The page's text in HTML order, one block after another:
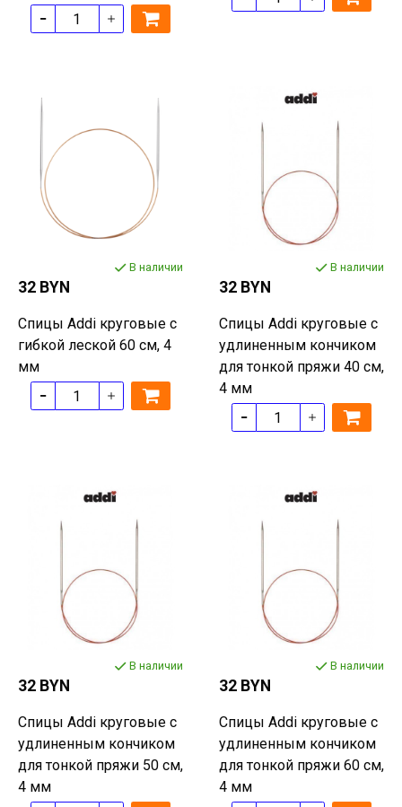
В наличии
32 BYN
Спицы Addi круговые с
гибкой леской 60 см, 4
мм
В наличии
32 BYN
Спицы Addi круговые с
удлиненным кончиком
для тонкой пряжи 40 см,
4 мм
В наличии
32 BYN
Спицы Addi круговые с
удлиненным кончиком
для тонкой пряжи 50 см,
4 мм
В наличии
32 BYN
Спицы Addi круговые с
удлиненным кончиком
для тонкой пряжи 60 см,
4 мм